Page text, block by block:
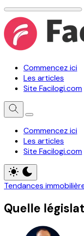
Commencez ici
Les articles
Site Facilogi.com
Commencez ici
Les articles
Site Facilogi.com
Tendances
Quelle